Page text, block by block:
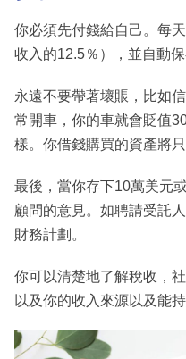
你必須先付錢給自己。每
收入的12.5％），並自動保
永遠不要帶著壞賬，比如
常開車，你的車就會貶值
樣。你借錢購買的資產將只
最後，當你存下10萬美元
顧問的意見。如聘請受託
財務計劃。
你可以清楚地了解稅收，
以及你的收入來源以及能持